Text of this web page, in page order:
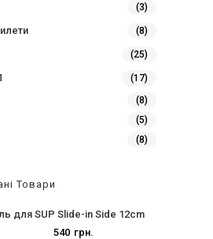
(3)
(8)
(25)
(17)
(8)
(5)
(8)
Товари
для SUP Slide-in Side 12cm
грн.
540